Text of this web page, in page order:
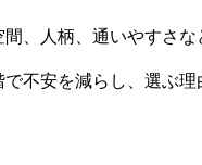
、人柄、通いやすさ
不安を減らし、選ぶ理